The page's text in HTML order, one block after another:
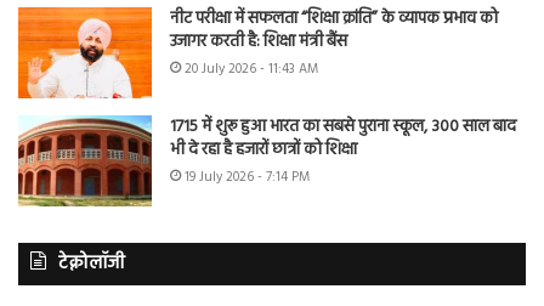
नीट परीक्षा में सफलता “शिक्षा क्रांति” के व्यापक प्रभाव को
उजागर करती है: शिक्षा मंत्री बैंस
20 July 2026 - 11:43 AM
1715 में शुरू हुआ भारत का सबसे पुराना स्कूल, 300 साल बाद
भी दे रहा है हजारों छात्रों को शिक्षा
19 July 2026 - 7:14 PM
टेक्नोलॉजी